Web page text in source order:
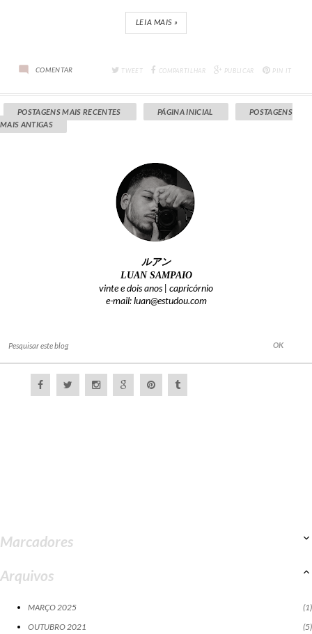
LEIA MAIS »
COMENTAR TWEET COMPARTILHAR PUBLICAR PIN IT
POSTAGENS MAIS RECENTES PÁGINA INICIAL
POSTAGENS
MAIS ANTIGAS
ルアン
LUAN SAMPAIO
vinte e dois anos | capricórnio
e-mail: luan@estudou.com
Marcadores
Arquivos
MARÇO 2025
1
OUTUBRO 2021
5